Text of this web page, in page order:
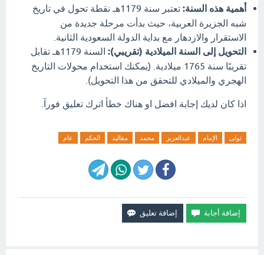
أهمية هذه السنة:
تعتبر سنة 1179هـ نقطة تحول في تاريخ
شبه الجزيرة العربية، حيث بدأت مرحلة جديدة من
الاستقرار والازدهار مع بداية الدولة السعودية الثانية.
التحويل إلى السنة الميلادية (تقريبي):
السنة 1179هـ تقابل
تقريبًا سنة 1765 ميلادية. (يمكنك استخدام محولات التاريخ
الهجري والميلادي للتحقق من هذا التحويل).
اذا كان لديك إجابة افضل او هناك خطأ اترك تعليق فورآ.
تولى الإمام عبدالعزيز محمد مقاليد الحكم عام